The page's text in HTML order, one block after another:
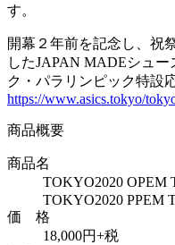
す。
開幕２年前を記念し、祝
したJAPAN MADEシュー
ク・パラリンピック特設
https://www.asics.tokyo/
商品概要
商品名
TOKYO2020 OPEM
TOKYO2020 PPEM
価 格
18,000円+税